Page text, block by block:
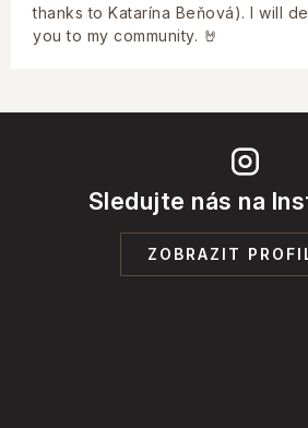
thanks to Katarína Beňová). I will
you to my community. 🤘
Sledujte nás na
ZOBRAZIT